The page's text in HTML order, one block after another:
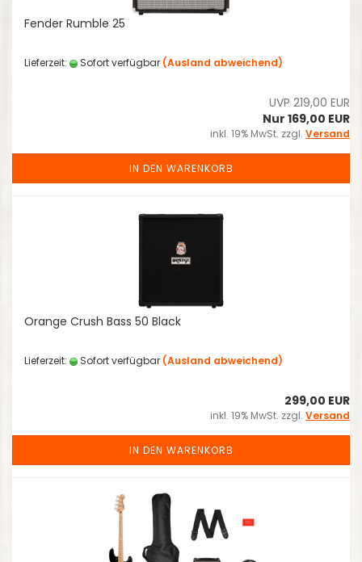
Fender Rumble 25
Lieferzeit: Sofort verfügbar (Ausland abweichend)
UVP 219,00 EUR
Nur 169,00 EUR
inkl. 19% MwSt. zzgl. Versand
IN DEN WARENKORB
Orange Crush Bass 50 Black
Lieferzeit: Sofort verfügbar (Ausland abweichend)
299,00 EUR
inkl. 19% MwSt. zzgl. Versand
IN DEN WARENKORB